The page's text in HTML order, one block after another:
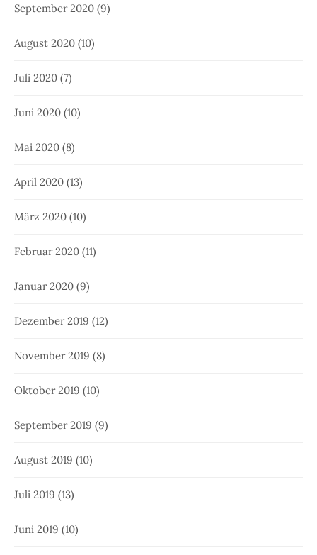
September 2020 (9)
August 2020 (10)
Juli 2020 (7)
Juni 2020 (10)
Mai 2020 (8)
April 2020 (13)
März 2020 (10)
Februar 2020 (11)
Januar 2020 (9)
Dezember 2019 (12)
November 2019 (8)
Oktober 2019 (10)
September 2019 (9)
August 2019 (10)
Juli 2019 (13)
Juni 2019 (10)